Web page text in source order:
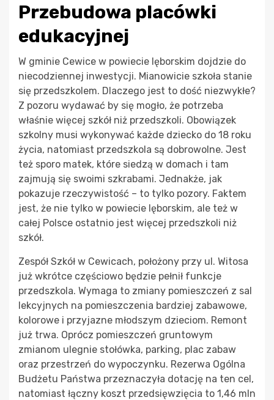
Przebudowa placówki
edukacyjnej
W gminie Cewice w powiecie lęborskim dojdzie do
niecodziennej inwestycji. Mianowicie szkoła stanie
się przedszkolem. Dlaczego jest to dość niezwykłe?
Z pozoru wydawać by się mogło, że potrzeba
właśnie więcej szkół niż przedszkoli. Obowiązek
szkolny musi wykonywać każde dziecko do 18 roku
życia, natomiast przedszkola są dobrowolne. Jest
też sporo matek, które siedzą w domach i tam
zajmują się swoimi szkrabami. Jednakże, jak
pokazuje rzeczywistość – to tylko pozory. Faktem
jest, że nie tylko w powiecie lęborskim, ale też w
całej Polsce ostatnio jest więcej przedszkoli niż
szkół.
Zespół Szkół w Cewicach, położony przy ul. Witosa
już wkrótce częściowo będzie pełnił funkcje
przedszkola. Wymaga to zmiany pomieszczeń z sal
lekcyjnych na pomieszczenia bardziej zabawowe,
kolorowe i przyjazne młodszym dzieciom. Remont
już trwa. Oprócz pomieszczeń gruntowym
zmianom ulegnie stołówka, parking, plac zabaw
oraz przestrzeń do wypoczynku. Rezerwa Ogólna
Budżetu Państwa przeznaczyła dotację na ten cel,
natomiast łączny koszt przedsięwzięcia to 1,46 mln